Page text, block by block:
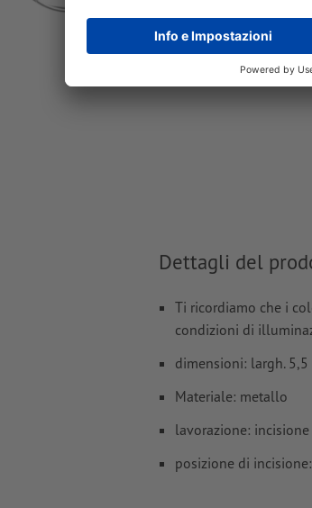
valore di
Nota: questo
c’è nessuna
I file PDF pronti
immagini e i
Come si creano
Dettagli del
Ti ricordiamo che i
condizioni di
dimensioni: largh. 5,5
Materiale: metallo
lavorazione:
posizione di